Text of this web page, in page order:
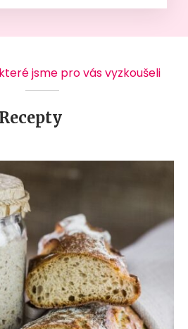
jsme pro vás vyzkoušeli
Recepty